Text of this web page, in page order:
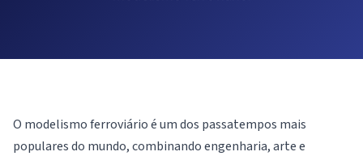
O modelismo ferroviário é um dos passatempos mais
populares do mundo, combinando engenharia, arte e